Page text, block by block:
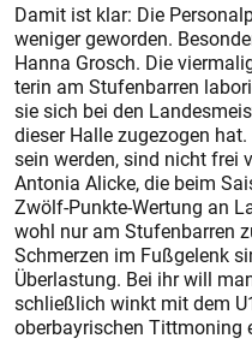
Damit ist klar: Die
weniger geworden.
Hanna Grosch. Die
terin am Stufenbarren
sie sich bei den
dieser Halle zugezogen
sein werden, sind nicht frei
Antonia Alicke, die beim
Zwölf-Punkte-Wertung an
wohl nur am Stufenbarren
Schmerzen im Fußgelenk
Überlastung. Bei ihr will
schließlich winkt mit dem
oberbayrischen Tittmoning